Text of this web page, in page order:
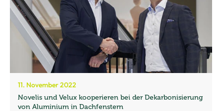
11. November 2022
Novelis und Velux kooperieren bei der Dekarbonisierung
von Aluminium in Dachfenstern